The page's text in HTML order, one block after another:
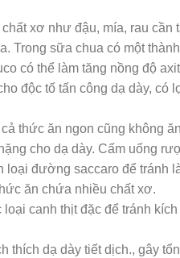
xơ như đậu, mía, rau cần
Trong sữa chua có một
có thể làm tăng nồng độ
độc tố tấn công dạ dày, có
thức ăn ngon cũng không
cho dạ dày. Cấm uống
loại đường saccaro để tránh
ăn chứa nhiều chất xơ.
canh thịt đặc để tránh
thích dạ dày tiết dịch., gây